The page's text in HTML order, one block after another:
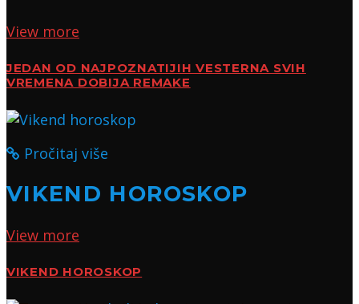
View more
JEDAN OD NAJPOZNATIJIH VESTERNA SVIH
VREMENA DOBIJA REMAKE
Pročitaj više
VIKEND HOROSKOP
View more
VIKEND HOROSKOP